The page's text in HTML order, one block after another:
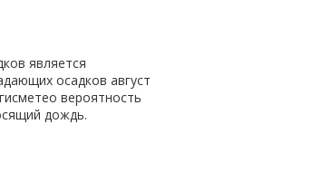
является
осадков август
вероятность
дождь.